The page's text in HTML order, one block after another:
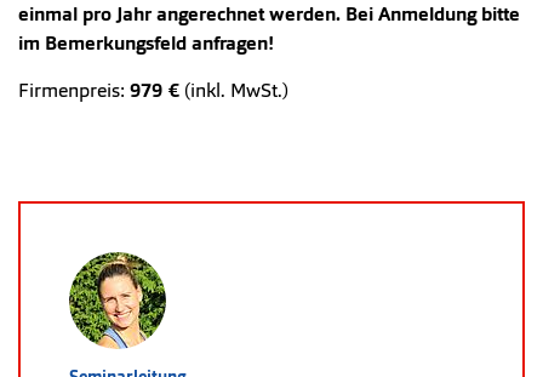
einmal pro Jahr angerechnet werden. Bei Anmeldung bitte
im Bemerkungsfeld anfragen!
Firmenpreis: 979 € (inkl. MwSt.)